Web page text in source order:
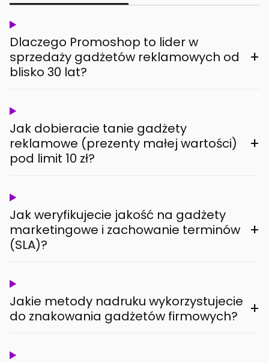
Dlaczego Promoshop to lider w
sprzedaży gadżetów reklamowych od
blisko 30 lat?
+
Jak dobieracie tanie gadżety
reklamowe (prezenty małej wartości)
pod limit 10 zł?
+
Jak weryfikujecie jakość na gadżety
marketingowe i zachowanie terminów
(SLA)?
+
Jakie metody nadruku wykorzystujecie
do znakowania gadżetów firmowych?
+